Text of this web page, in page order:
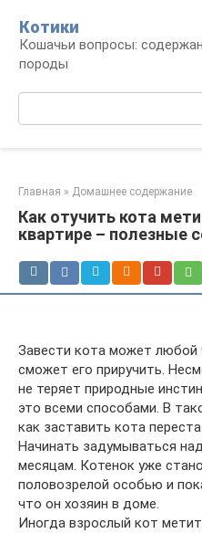
контенту
Котики
Кошачьи вопросы:
породы
Главная » Домашнее содержание
Как отучить кота
квартире – полезные
Завести кота может любой
сможет его приручить.
не теряет природные
это всеми способами. В
как заставить кота
Начинать задумываться
месяцам. Котенок уже
половозрелой особью и
что он хозяин в доме.
Иногда взрослый кот